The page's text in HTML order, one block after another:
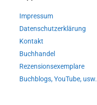
Impressum
Datenschutzerklärung
Kontakt
Buchhandel
Rezensionsexemplare
Buchblogs, YouTube, usw.